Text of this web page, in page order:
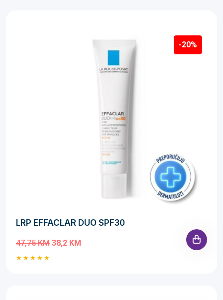
-20%
LRP EFFACLAR DUO SPF30
47,75 KM 38,2 KM